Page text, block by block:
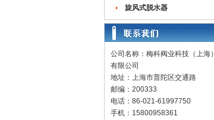
旋风式脱水器
公司名称：梅科阀业科技（上海）
有限公司
地址：上海市普陀区交通路
邮编：200333
电话：86-021-61997750
手机：15800958361